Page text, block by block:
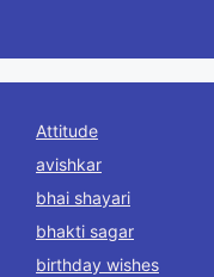
Attitude
avishkar
bhai shayari
bhakti sagar
birthday wishes